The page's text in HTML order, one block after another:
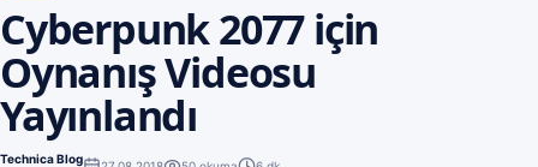
Cyberpunk 2077 için
Oynanış Videosu
Yayınlandı
Technica Blog